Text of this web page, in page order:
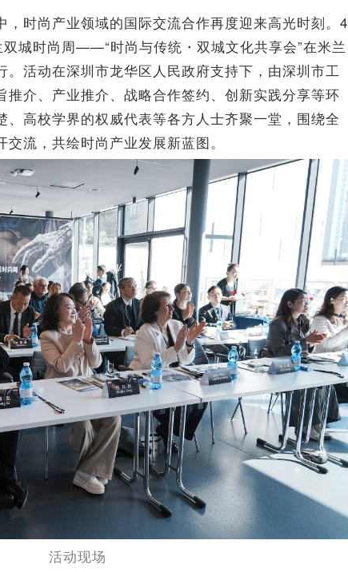
，时尚产业领域的国际交流合作再度迎来高光时刻。4
双城时尚周——“时尚与传统・双城文化共享会”在米兰
活动在深圳市龙华区人民政府支持下，由深圳市工
推介、产业推介、战略合作签约、创新实践分享等环
高校学界的权威代表等各方人士齐聚一堂，围绕全
流，共绘时尚产业发展新蓝图。
活动现场